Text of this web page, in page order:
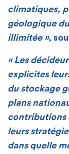
climatiques,
géologique
illimitée »,
« Les
explicites
du stockage
plans
contributions
leurs
dans quelle